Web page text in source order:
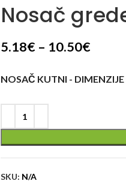
Nosač
5.18€ – 10.50€
NOSAČ KUTNI - DIMENZIJE
SKU: N/A